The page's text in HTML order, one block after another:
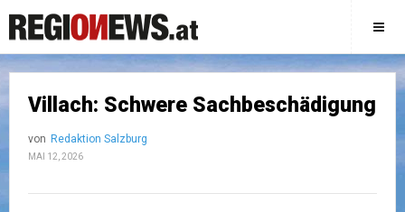
Villach: Schwere Sachbeschädigung
von Redaktion Salzburg
MAI 12, 2026